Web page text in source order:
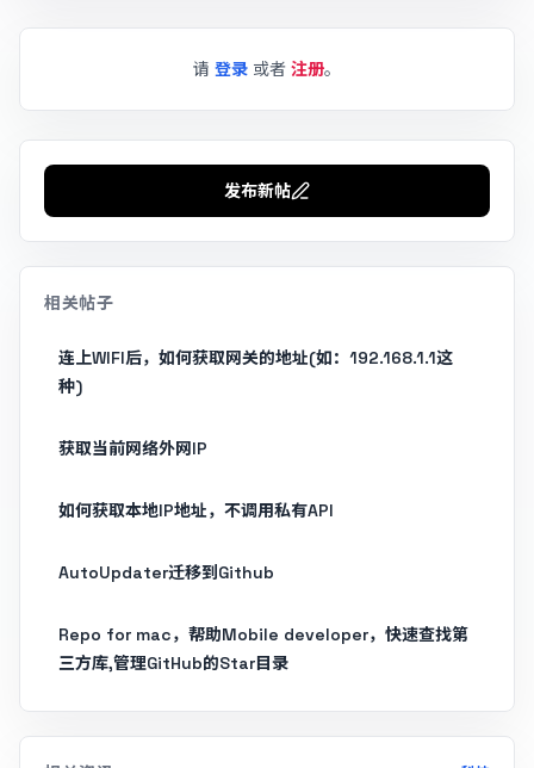
请 登录 或者 注册。
发布新帖
相关帖子
连上WIFI后，如何获取网关的地址(如：192.168.1.1这
种)
获取当前网络外网IP
如何获取本地IP地址，不调用私有API
AutoUpdater迁移到Github
Repo for mac，帮助Mobile developer，快速查找第
三方库,管理GitHub的Star目录